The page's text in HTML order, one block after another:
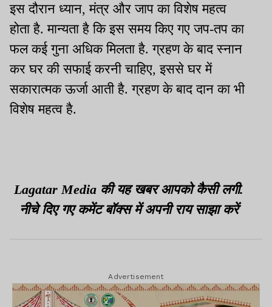
इस दौरान ध्यान, मंत्र और जाप का विशेष महत्व
होता है. मान्यता है कि इस समय किए गए जप-तप का
फल कई गुना अधिक मिलता है. ग्रहण के बाद स्नान
कर घर की सफाई करनी चाहिए, इससे घर में
सकारात्मक ऊर्जा आती है. ग्रहण के बाद दान का भी
विशेष महत्व है.
Lagatar Media की यह खबर आपको कैसी लगी.
नीचे दिए गए कमेंट बॉक्स में अपनी राय साझा करें
Advertisement